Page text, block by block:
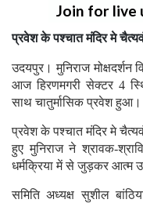
Join for live
प्रवेश के पश्चात मंदिर मे
उदयपुर। मुनिराज मोक्षदर्शन
आज हिरणमगरी सेक्टर 4
साथ चातुर्मासिक प्रवेश हुआ।
प्रवेश के पश्चात मंदिर मे
हुए मुनिराज ने श्रावक-
धर्मक्रिया में से जुड़कर आत्म
समिति अध्यक्ष सुशील